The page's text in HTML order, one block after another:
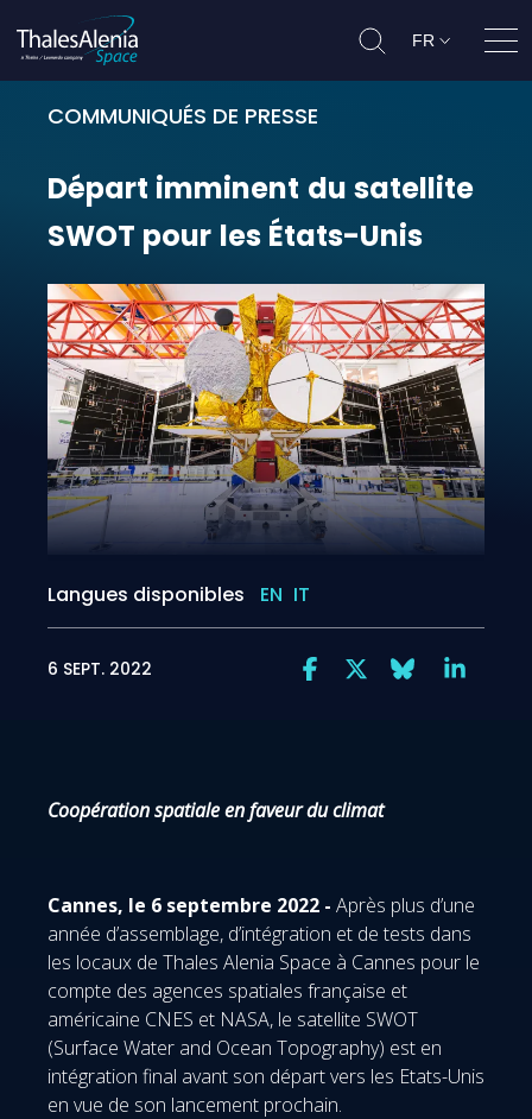
FR
COMMUNIQUÉS DE PRESSE
Départ imminent du satellite
Départ imminent du satellite
SWOT pour les États-Unis
Langues disponibles EN IT
6 SEPT. 2022
Coopération spatiale en faveur du climat
Cannes, le 6 septembre 2022 - Après plus d’une
année d’assemblage, d’intégration et de tests dans
les locaux de Thales Alenia Space à Cannes pour le
compte des agences spatiales française et
américaine CNES et NASA, le satellite SWOT
(Surface Water and Ocean Topography) est en
intégration final avant son départ vers les Etats-Unis
en vue de son lancement prochain.